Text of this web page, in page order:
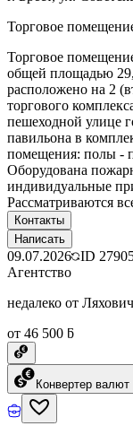
Торговое
Торговое
общей площадью
расположено на 2
торгового
пешеходной улице
павильона в
помещения: полы -
Оборудована
индивидуальные
Рассматриваются
Контакты
Написать
09.07.2026 ID
Агентство
недалеко от
от 46 500 ƃ
Конвертер валют